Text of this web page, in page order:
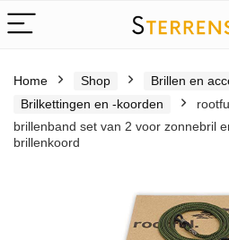
Home Shop
Brillen en
Brilkettingen en -koorden
brillenband set van 2 voor zonnebril
brillenkoord